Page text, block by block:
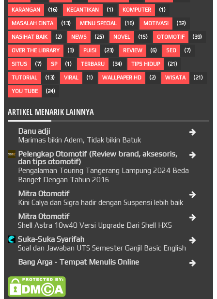
KARANGAN (16) KECANTIKAN (1) KOMPUTER (1)
MASALAH CINTA (13) MENU SPECIAL (16) MOTIVASI (32)
NASIHAT BAIK (2) NEWS (25) NOVEL (15) OTOMOTIF (39)
OVER THE LIBRARY (3) PUISI (23) REVIEW (6) SEO (7)
SITUS (7) SP (1) TERBARU (34) TIPS HIDUP (21)
TUTORIAL (13) VIRAL (1) WALLPAPER HD (2) WISATA (21)
YOU TUBE (24)
ARTIKEL MENARIK LAINNYA
Danu adji
Marimas bikin Adem, Tidak bikin Batuk
Pelengkap Otomotif (Review brand, aksesoris,
dan tips otomotif)
Pengalaman Touring Tangerang Lampung 2024 Beda
Banget Dengan Tahun 2016
Mitra Otomotif
Kini Calya dan Sigra hadir dengan Suspensi lebih baik
Mitra Otomotif
Shell Astra 10w40 Versi Upgrade Dari Shell HX5
Suka-Suka Syarifah
Soal dan Jawaban UTS Semester Ganjil Basic English
Bang Arga - Tempat Menulis Online